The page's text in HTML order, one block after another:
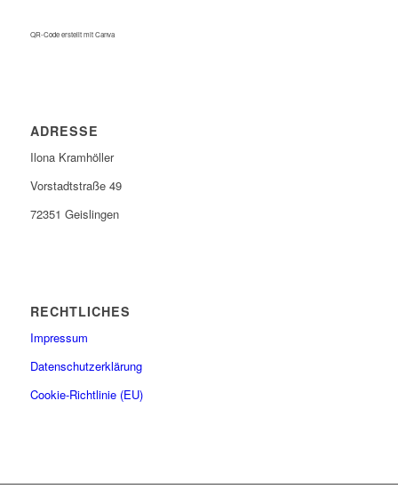
QR-Code erstellt mit Canva
ADRESSE
Ilona Kramhöller
Vorstadtstraße 49
72351 Geislingen
RECHTLICHES
Impressum
Datenschutzerklärung
Cookie-Richtlinie (EU)